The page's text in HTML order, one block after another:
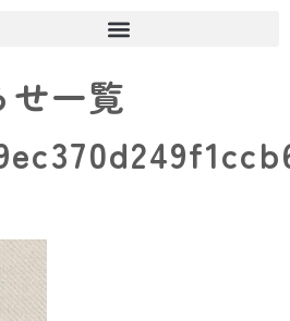
せ一覧